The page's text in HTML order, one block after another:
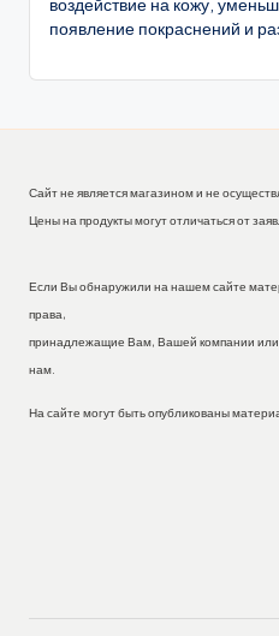
воздействие на кожу,
появление покраснений и
Сайт не является магазином и не
Цены на продукты могут отличаться от
Если Вы обнаружили на нашем сайте
права,
принадлежащие Вам, Вашей компании
нам.
На сайте могут быть опубликованы